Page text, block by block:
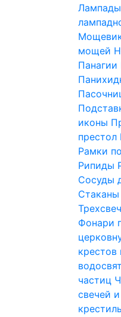
мощей
Панагии
иконы
престол
Рамки
Рипиды
Сосуды
Фонари
крестов
частиц
свечей